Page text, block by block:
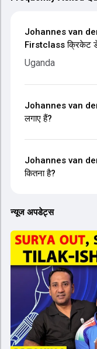
Johannes van
Firstclass क्रिकेट
Uganda
Johannes van
लगाए हैं?
Johannes van der
कितना है?
न्यूज अपडेट्स